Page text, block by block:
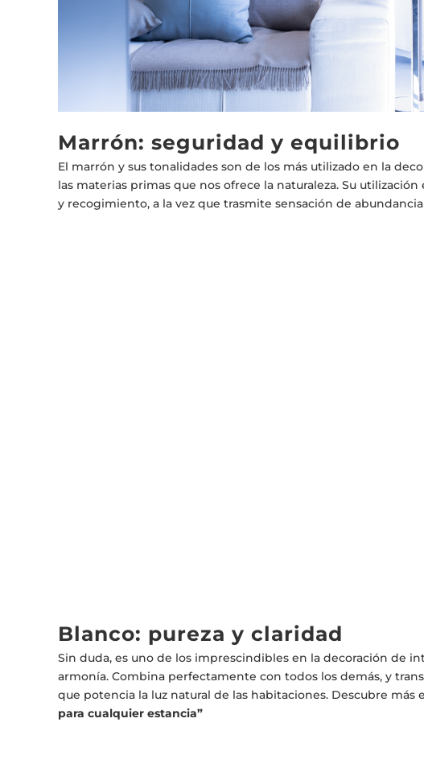
Marrón: seguridad y equilibrio
El marrón y sus tonalidades son de los más utilizado en la
las materias primas que nos ofrece la naturaleza. Su
y recogimiento, a la vez que trasmite sensación de
Blanco: pureza y claridad
Sin duda, es uno de los imprescindibles en la decoración de
armonía. Combina perfectamente con todos los demás, y
que potencia la luz natural de las habitaciones. Descubre más
para cualquier estancia”